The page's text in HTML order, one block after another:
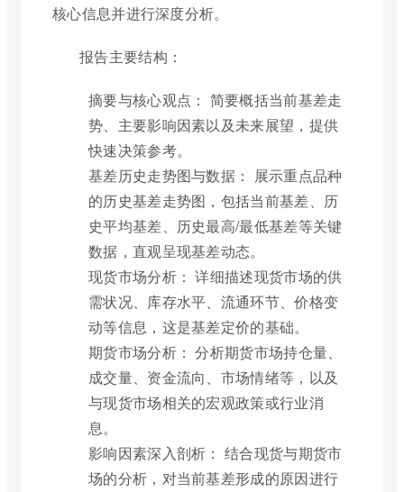
核心信息并进行深度分析。
报告主要结构：
摘要与核心观点： 简要概括当前基差走
势、主要影响因素以及未来展望，提供
快速决策参考。
基差历史走势图与数据： 展示重点品种
的历史基差走势图，包括当前基差、历
史平均基差、历史最高/最低基差等关键
数据，直观呈现基差动态。
现货市场分析： 详细描述现货市场的供
需状况、库存水平、流通环节、价格变
动等信息，这是基差定价的基础。
期货市场分析： 分析期货市场持仓量、
成交量、资金流向、市场情绪等，以及
与现货市场相关的宏观政策或行业消
息。
影响因素深入剖析： 结合现货与期货市
场的分析，对当前基差形成的原因进行